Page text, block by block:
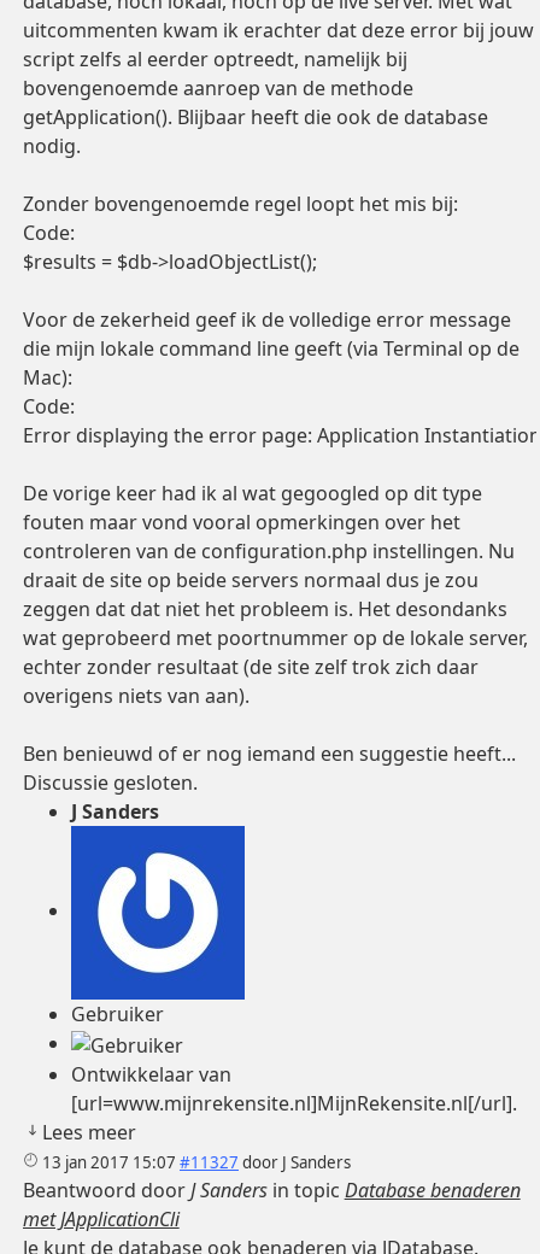
uitcommenten kwam ik erachter dat deze error bij jouw
script zelfs al eerder optreedt, namelijk bij
bovengenoemde aanroep van de methode
getApplication(). Blijbaar heeft die ook de database
nodig.
Zonder bovengenoemde regel loopt het mis bij:
Code:
$results = $db->loadObjectList();
Voor de zekerheid geef ik de volledige error message
die mijn lokale command line geeft (via Terminal op de
Mac):
Code:
Error displaying the error page: Application
De vorige keer had ik al wat gegoogled op dit type
fouten maar vond vooral opmerkingen over het
controleren van de configuration.php instellingen. Nu
draait de site op beide servers normaal dus je zou
zeggen dat dat niet het probleem is. Het desondanks
wat geprobeerd met poortnummer op de lokale server,
echter zonder resultaat (de site zelf trok zich daar
overigens niets van aan).
Ben benieuwd of er nog iemand een suggestie heeft...
Discussie gesloten.
J Sanders
Gebruiker
Ontwikkelaar van
[url=www.mijnrekensite.nl]MijnRekensite.nl[/url].
Lees meer
13 jan 2017 15:07 #11327 door J Sanders
Beantwoord doorJ Sandersin topic Database benaderen
met JApplicationCli
Je kunt de database ook benaderen via JDatabase.